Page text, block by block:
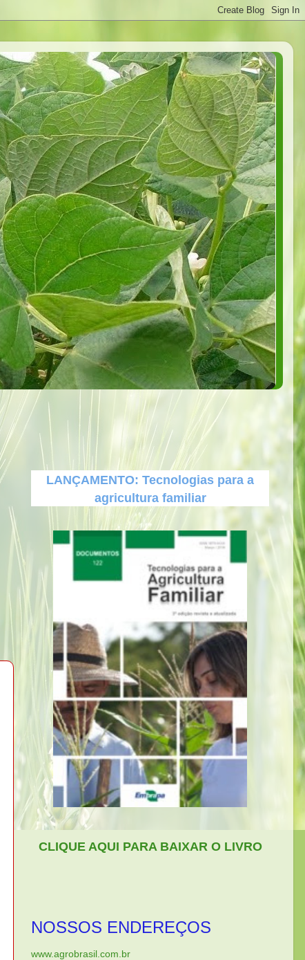
LANÇAMENTO: Tecnologias para a
agricultura familiar
CLIQUE AQUI PARA BAIXAR O LIVRO
NOSSOS ENDEREÇOS
www.agrobrasil.com.br